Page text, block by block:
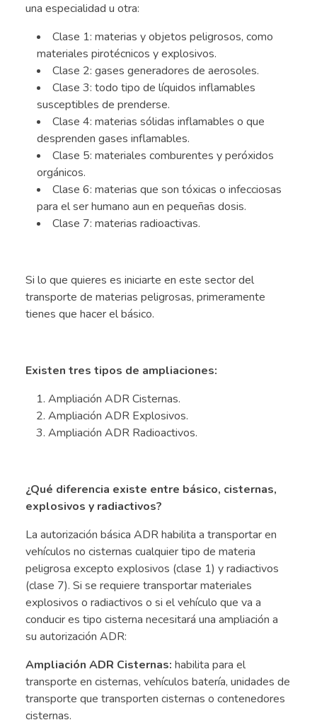
una especialidad u otra:
Clase 1: materias y objetos peligrosos, como
materiales pirotécnicos y explosivos.
Clase 2: gases generadores de aerosoles.
Clase 3: todo tipo de líquidos inflamables
susceptibles de prenderse.
Clase 4: materias sólidas inflamables o que
desprenden gases inflamables.
Clase 5: materiales comburentes y peróxidos
orgánicos.
Clase 6: materias que son tóxicas o infecciosas
para el ser humano aun en pequeñas dosis.
Clase 7: materias radioactivas.
Si lo que quieres es iniciarte en este sector del
transporte de materias peligrosas, primeramente
tienes que hacer el básico.
Existen tres tipos de ampliaciones:
Ampliación ADR Cisternas.
Ampliación ADR Explosivos.
Ampliación ADR Radioactivos.
¿Qué diferencia existe entre básico, cisternas,
explosivos y radiactivos?
La autorización básica ADR habilita a transportar en
vehículos no cisternas cualquier tipo de materia
peligrosa excepto explosivos (clase 1) y radiactivos
(clase 7). Si se requiere transportar materiales
explosivos o radiactivos o si el vehículo que va a
conducir es tipo cisterna necesitará una ampliación a
su autorización ADR:
Ampliación ADR Cisternas: habilita para el
transporte en cisternas, vehículos batería, unidades de
transporte que transporten cisternas o contenedores
cisternas.